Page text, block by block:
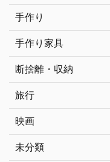
手作り
手作り家具
断捨離・収納
旅行
映画
未分類